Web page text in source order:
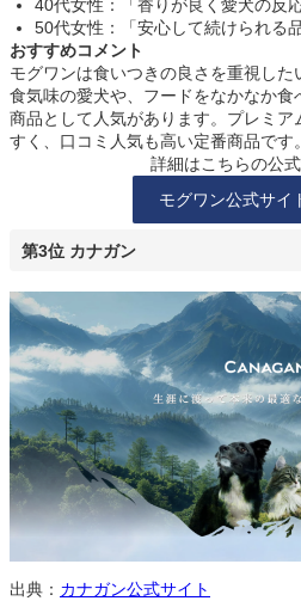
40代女性：「香りが良く愛犬の反
50代女性：「安心して続けられる
おすすめコメント
モグワンは食いつきの良さを重視し
食気味の愛犬や、フードをなかなか
商品として人気があります。プレミ
すく、口コミ人気も高い定番商品です。
詳細はこちらの公
モグワン公式サイ
第3位 カナガン
出典： カナガン公式サイト